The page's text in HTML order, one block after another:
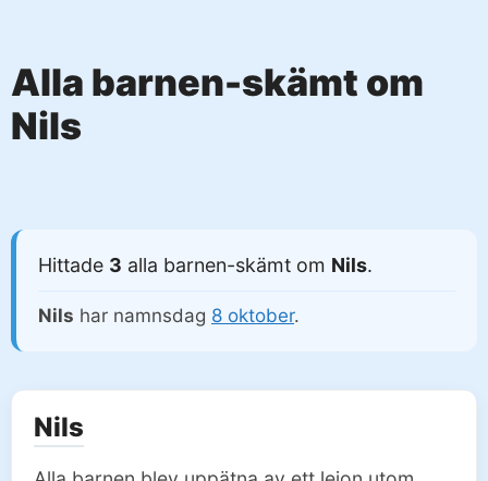
Alla barnen-skämt om
Nils
Hittade 3 alla barnen-skämt om Nils.
Nils har namnsdag 8 oktober.
Nils